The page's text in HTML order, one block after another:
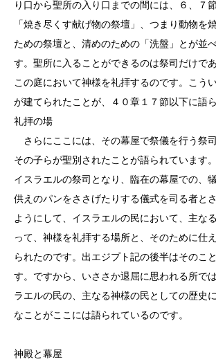
り口から聖所の入り口までの間には、６、７
「焼き尽くす献げ物の祭壇」、つまり動物を
ための祭壇と、清めのための「洗盤」とが並
す。聖所に入ることができるのは祭司だけで
この庭において神様を礼拝するのです。こう
が建てられたことが、４０章１７節以下に語
礼拝の場
さらにここには、その幕屋で祭儀を行う祭
その子らが聖別されたことが語られています
イスラエルの祭司となり、臨在の幕屋での、
供えのパンをささげたりする儀式を司る者と
ようにして、イスラエルの民において、主な
って、神様を礼拝する場所と、そのために仕
られたのです。出エジプト記の後半はそのこ
す。ですから、いささか退屈に思われる所で
ラエルの民の、主なる神様の民としての歴史
なことがここには語られているのです。
神殿と幕屋